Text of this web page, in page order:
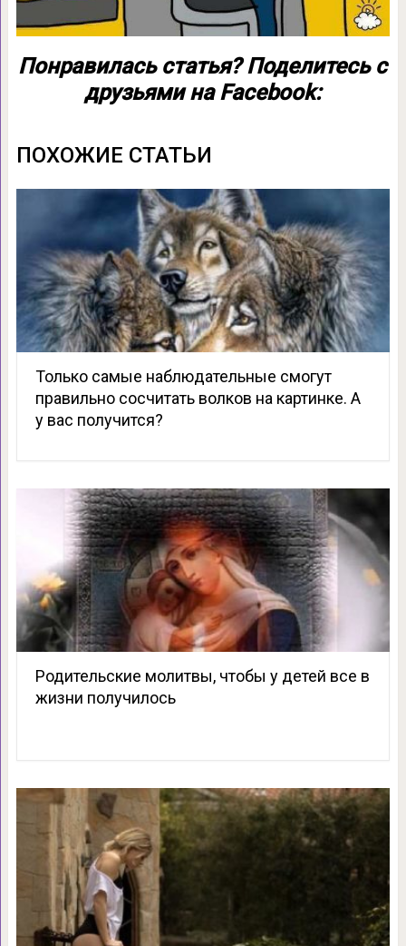
Понравилась статья? Поделитесь с
друзьями на Facebook:
ПОХОЖИЕ СТАТЬИ
Только самые наблюдательные смогут
правильно сосчитать волков на картинке. А
у вас получится?
Родительские молитвы, чтобы у детей все в
жизни получилось